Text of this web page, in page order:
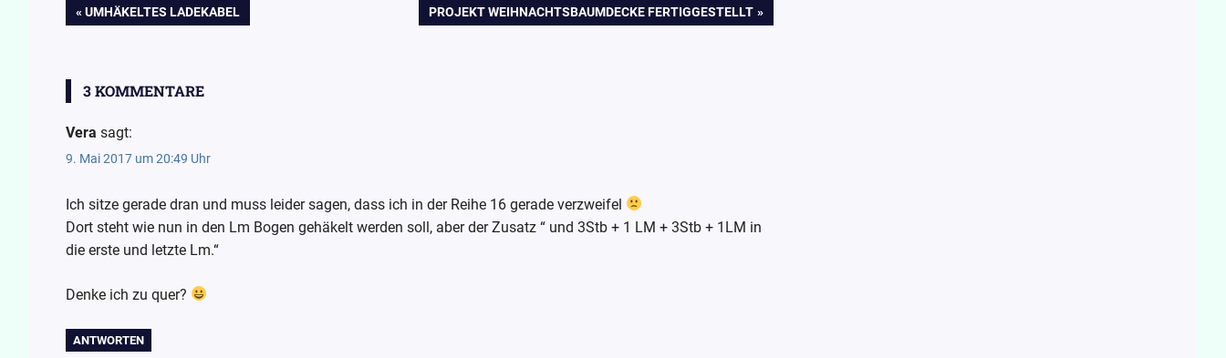
Design
nur-so
Traumgarne
Wollpoesie
Beitragsnavigation
VORHERIGER
UMHÄKELTES LADEKABEL
NÄCHSTER
PROJEKT WEIHNACHTSBAUMDECKE FERTIGGESTELLT
3 KOMMENTARE
Vera sagt:
9. Mai 2017 um 20:49 Uhr
Ich sitze gerade dran und muss leider sagen, dass ich in der Reihe 16 gerade verzweifel
Dort steht wie nun in den Lm Bogen gehäkelt werden soll, aber der Zusatz “ und 3Stb + 1 LM + 3Stb + 1LM in
die erste und letzte Lm.“
Denke ich zu quer?
ANTWORTEN